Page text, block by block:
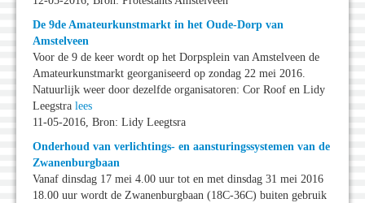
De 9de Amateurkunstmarkt in het Oude-Dorp van
Amstelveen
Voor de 9 de keer wordt op het Dorpsplein van Amstelveen de
Amateurkunstmarkt georganiseerd op zondag 22 mei 2016.
Natuurlijk weer door dezelfde organisatoren: Cor Roof en Lidy
Leegstra lees
11-05-2016, Bron: Lidy Leegtsra
Onderhoud van verlichtings- en aansturingssystemen van de
Zwanenburgbaan
Vanaf dinsdag 17 mei 4.00 uur tot en met dinsdag 31 mei 2016
18.00 uur wordt de Zwanenburgbaan (18C-36C) buiten gebruik